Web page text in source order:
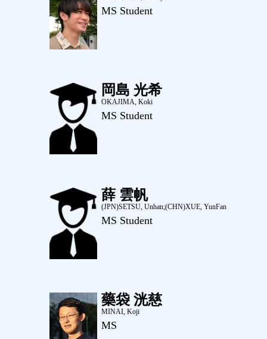
MS Student
岡島 光希
OKAJIMA, Koki
MS Student
薛 雲帆
(JPN)SETSU, Unhan;(CHN)XUE, YunFan
MS Student
藥袋 洸慈
MINAI, Koji
MS